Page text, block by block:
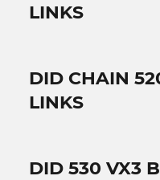
LINKS
DID CHAIN
LINKS
DID 530 VX3